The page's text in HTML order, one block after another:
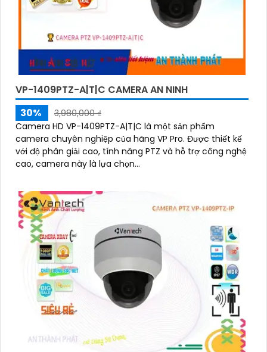
VP-1409PTZ-A|T|C CAMERA AN NINH
30%
3,980,000 ₫
Camera HD VP-1409PTZ-A|T|C là một sản phẩm
camera chuyên nghiệp của hãng VP Pro. Được thiết kế
với độ phân giải cao, tính năng PTZ và hỗ trợ công nghệ
cao, camera này là lựa chọn...